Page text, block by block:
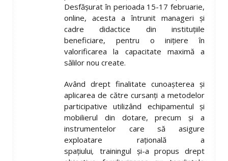
Desfășurat în perioada 15-17 februarie,
online, acesta a întrunit manageri și
cadre didactice din instituțiile
beneficiare, pentru o inițiere în
valorificarea la capacitate maximă a
sălilor nou create.
Având drept finalitate cunoașterea și
aplicarea de către cursanți a metodelor
participative utilizând echipamentul și
mobilierul din dotare, precum și a
instrumentelor care să asigure
exploatare rațională a
spațiului, trainingul și-a propus drept